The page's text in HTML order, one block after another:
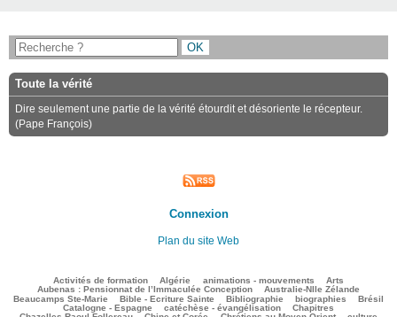
Toute la vérité
Dire seulement une partie de la vérité étourdit et désoriente le récepteur.
(Pape François)
Connexion
Plan du site Web
Activités de formation Algérie animations - mouvements Arts
Aubenas : Pensionnat de l’Immaculée Conception
41/3441 Australie-Nlle Zélande
82/3441
Beaucamps Ste-Marie
699/3441 Bible - Ecriture Sainte
76/3441 Bibliographie
611/3441 biographies
165/3441 Brésil
704/3441
Catalogne - Espagne
catéchèse - évangélisation Chapitres